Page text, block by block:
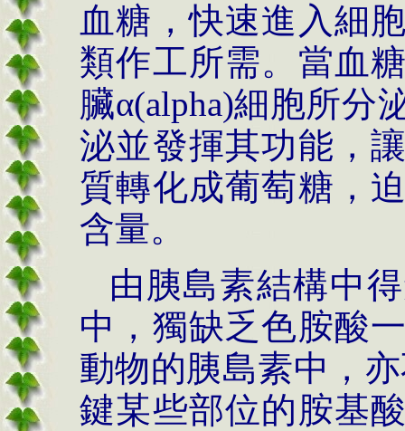
血糖，快速進入細
類作工所需。當血
臟α(alpha)細胞所分
泌並發揮其功能，
質轉化成葡萄糖，
含量。
由胰島素結構中
中，獨缺乏色胺酸
動物的胰島素中，
鍵某些部位的胺基